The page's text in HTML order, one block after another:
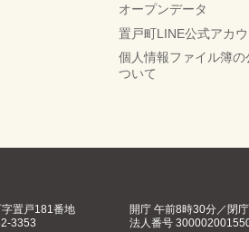
オープンデータ
置戸町LINE公式アカウ
個人情報ファイル簿の
ついて
置戸181番地
3353
開庁 午前8時30分／閉
法人番号